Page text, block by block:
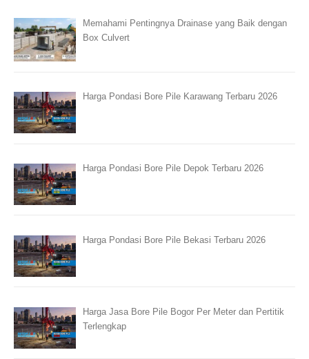
Memahami Pentingnya Drainase yang Baik dengan
Box Culvert
Harga Pondasi Bore Pile Karawang Terbaru 2026
Harga Pondasi Bore Pile Depok Terbaru 2026
Harga Pondasi Bore Pile Bekasi Terbaru 2026
Harga Jasa Bore Pile Bogor Per Meter dan Pertitik
Terlengkap